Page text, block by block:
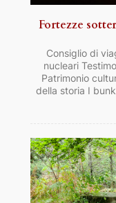
Fortezze
Consiglio di
nucleari
Patrimonio
della storia I